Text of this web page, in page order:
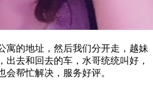
寓的地址，然后我们分开走，越妹
出去和回去的车，水哥统统叫好，
帮忙解决，服务好评。